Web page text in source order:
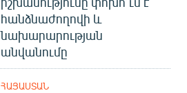
հանձնաժողովի և
նախարարության
անվանումը
ՀԱՅԱՍՏԱՆ